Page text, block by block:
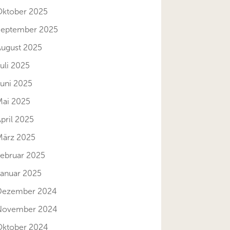
2025
2025
2025
2025
2025
2025
2025
2025
2025
2025
2024
2024
2024